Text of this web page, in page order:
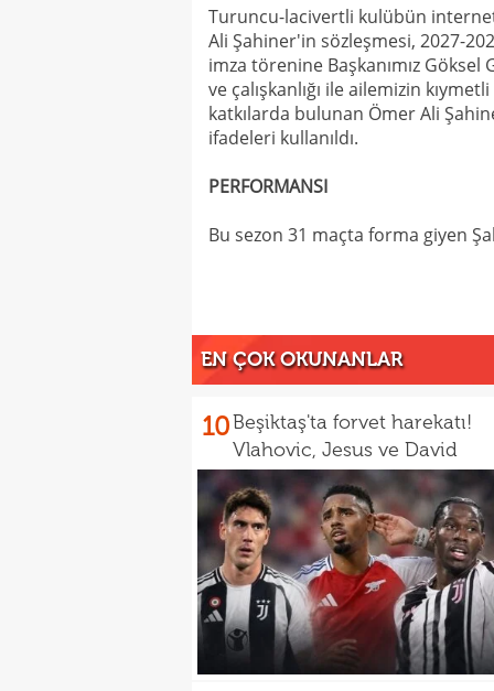
Turuncu-lacivertli kulübün internet
Ali Şahiner'in sözleşmesi, 2027-
imza törenine Başkanımız
ve çalışkanlığı ile ailemizin
katkılarda bulunan Ömer Ali
ifadeleri kullanıldı.
PERFORMANSI
Bu sezon 31 maçta forma giyen
EN ÇOK OKUNANLAR
10Beşiktaş'ta forvet harekatı!
Vlahovic, Jesus ve David